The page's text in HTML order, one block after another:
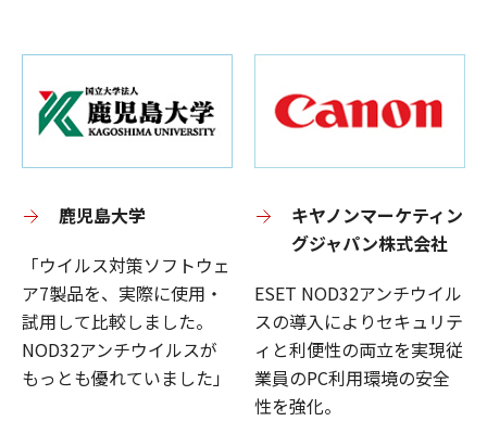
鹿児島大学
「ウイルス対策ソフトウェ
ア7製品を、実際に使用・
試用して比較しました。
NOD32アンチウイルスが
もっとも優れていました」
キヤノンマーケティン
グジャパン株式会社
ESET NOD32アンチウイル
スの導入によりセキュリテ
ィと利便性の両立を実現従
業員のPC利用環境の安全
性を強化。